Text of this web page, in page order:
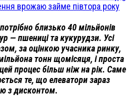
врожаю займе півтора року
близько 40 мільйонів
— пшениці та кукурудзи. Усі
за оцінкою учасника ринку,
тонн щомісяця, і проста
процес більш ніж на рік. Саме
те, що елеватори зараз
з дисконтом.